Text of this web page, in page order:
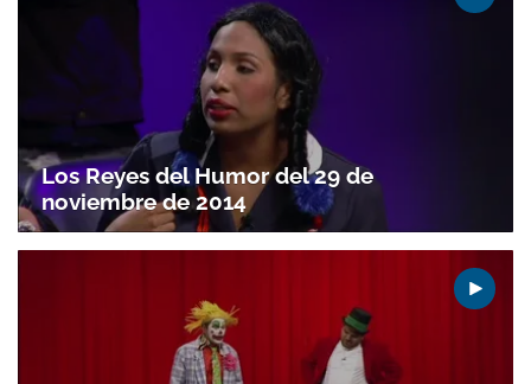
Los Reyes del Humor del 29 de
noviembre de 2014